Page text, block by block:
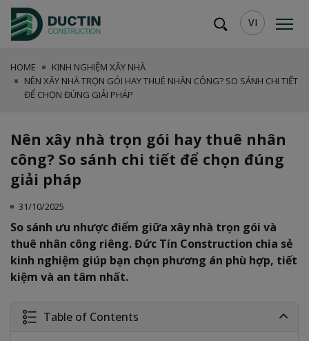
VI
HOME
KINH NGHIỆM XÂY NHÀ
NÊN XÂY NHÀ TRỌN GÓI HAY THUÊ NHÂN CÔNG? SO SÁNH CHI TIẾT
ĐỂ CHỌN ĐÚNG GIẢI PHÁP
Nên xây nhà trọn gói hay thuê nhân
công? So sánh chi tiết để chọn đúng
giải pháp
31/10/2025
So sánh ưu nhược điểm giữa xây nhà trọn gói và
thuê nhân công riêng. Đức Tín Construction chia sẻ
kinh nghiệm giúp bạn chọn phương án phù hợp, tiết
kiệm và an tâm nhất.
Table of Contents